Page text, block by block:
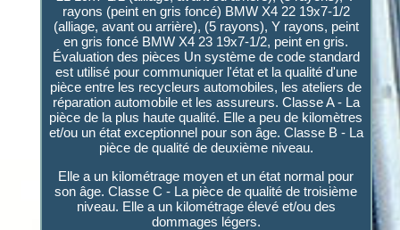
rayons (peint en gris foncé) BMW X4 22 19x7-1/2
(alliage, avant ou arrière), (5 rayons), Y rayons, peint
en gris foncé BMW X4 23 19x7-1/2, peint en gris.
Évaluation des pièces Un système de code standard
est utilisé pour communiquer l'état et la qualité d'une
pièce entre les recycleurs automobiles, les ateliers de
réparation automobile et les assureurs. Classe A - La
pièce de la plus haute qualité. Elle a peu de kilomètres
et/ou un état exceptionnel pour son âge. Classe B - La
pièce de qualité de deuxième niveau.
Elle a un kilométrage moyen et un état normal pour
son âge. Classe C - La pièce de qualité de troisième
niveau. Elle a un kilométrage élevé et/ou des
dommages légers.